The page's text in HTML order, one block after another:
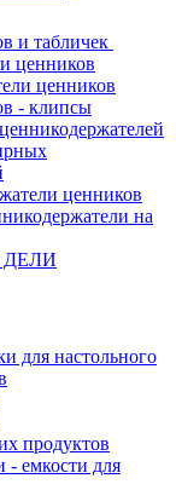
и табличек
ценников
ценников
- клипсы
ценников
на
ДЕЛИ
для настольного
продуктов
- емкости для